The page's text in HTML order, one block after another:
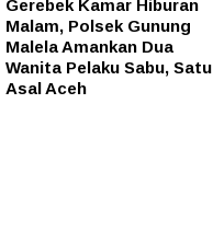
Gerebek Kamar Hiburan
Malam, Polsek Gunung
Malela Amankan Dua
Wanita Pelaku Sabu, Satu
Asal Aceh